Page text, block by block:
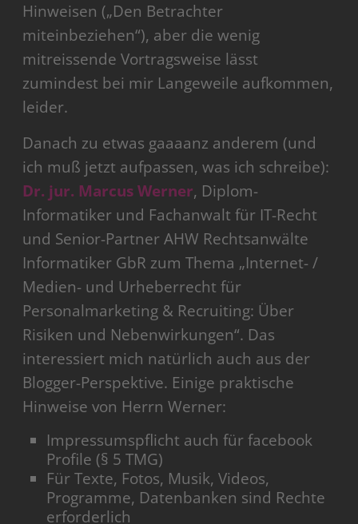
Hinweisen („Den Betrachter
miteinbeziehen“), aber die wenig
mitreissende Vortragsweise lässt
zumindest bei mir Langeweile aufkommen,
leider.
Danach zu etwas gaaaanz anderem (und
ich muß jetzt aufpassen, was ich schreibe):
Dr. jur. Marcus Werner, Diplom-
Informatiker und Fachanwalt für IT-Recht
und Senior-Partner AHW Rechtsanwälte
Informatiker GbR zum Thema „Internet- /
Medien- und Urheberrecht für
Personalmarketing & Recruiting: Über
Risiken und Nebenwirkungen“. Das
interessiert mich natürlich auch aus der
Blogger-Perspektive. Einige praktische
Hinweise von Herrn Werner:
Impressumspflicht auch für facebook
Profile (§ 5 TMG)
Für Texte, Fotos, Musik, Videos,
Programme, Datenbanken sind Rechte
erforderlich